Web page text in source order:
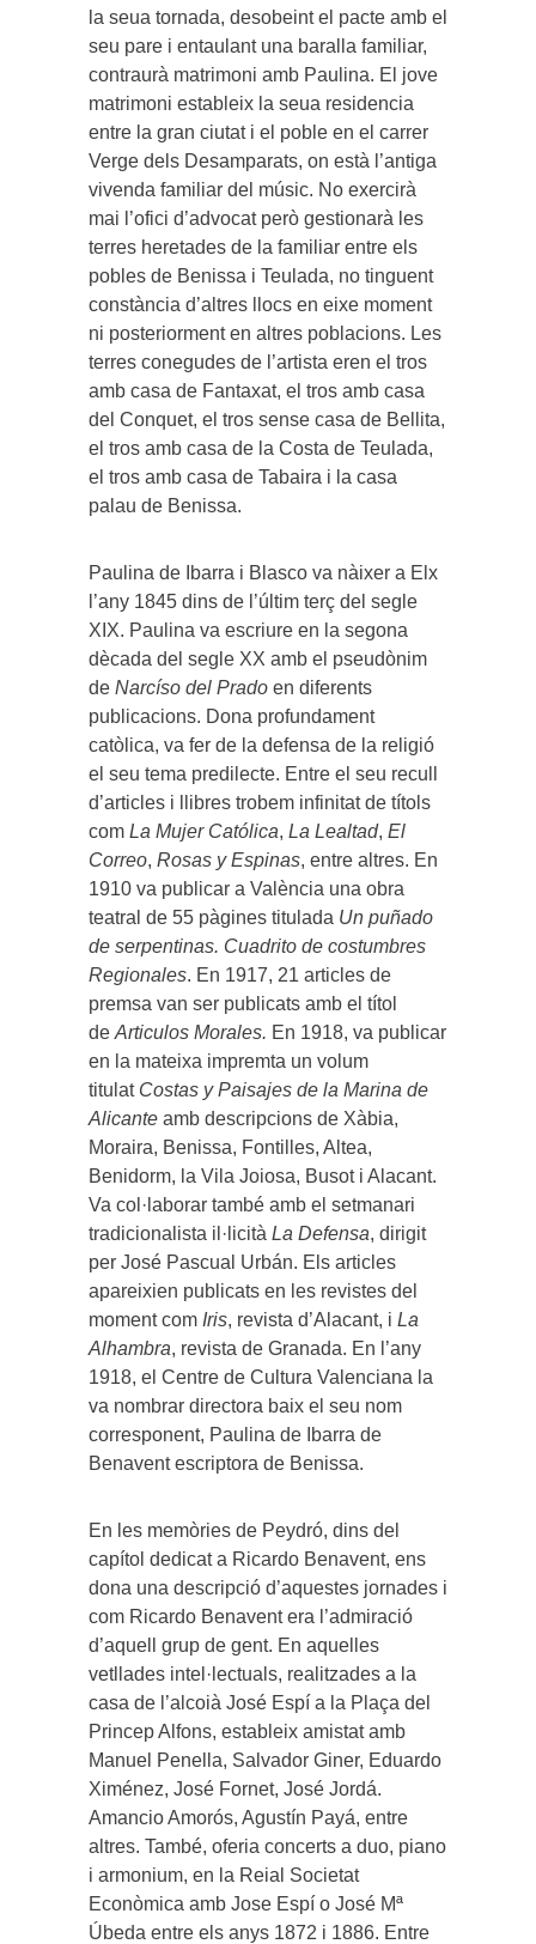
la seua tornada, desobeint el pacte amb el
seu pare i entaulant una baralla familiar,
contraurà matrimoni amb Paulina. El jove
matrimoni estableix la seua residencia
entre la gran ciutat i el poble en el carrer
Verge dels Desamparats, on està l’antiga
vivenda familiar del músic. No exercirà
mai l’ofici d’advocat però gestionarà les
terres heretades de la familiar entre els
pobles de Benissa i Teulada, no tinguent
constància d’altres llocs en eixe moment
ni posteriorment en altres poblacions. Les
terres conegudes de l’artista eren el tros
amb casa de Fantaxat, el tros amb casa
del Conquet, el tros sense casa de Bellita,
el tros amb casa de la Costa de Teulada,
el tros amb casa de Tabaira i la casa
palau de Benissa.
Paulina de Ibarra i Blasco va nàixer a Elx
l’any 1845 dins de l’últim terç del segle
XIX. Paulina va escriure en la segona
dècada del segle XX amb el pseudònim
de Narcíso del Prado en diferents
publicacions. Dona profundament
catòlica, va fer de la defensa de la religió
el seu tema predilecte. Entre el seu recull
d’articles i llibres trobem infinitat de títols
com La Mujer Católica, La Lealtad, El
Correo, Rosas y Espinas, entre altres. En
1910 va publicar a València una obra
teatral de 55 pàgines titulada Un puñado
de serpentinas. Cuadrito de costumbres
Regionales. En 1917, 21 articles de
premsa van ser publicats amb el títol
de Articulos Morales. En 1918, va publicar
en la mateixa impremta un volum
titulat Costas y Paisajes de la Marina de
Alicante amb descripcions de Xàbia,
Moraira, Benissa, Fontilles, Altea,
Benidorm, la Vila Joiosa, Busot i Alacant.
Va col·laborar també amb el setmanari
tradicionalista il·licità La Defensa, dirigit
per José Pascual Urbán. Els articles
apareixien publicats en les revistes del
moment com Iris, revista d’Alacant, i La
Alhambra, revista de Granada. En l’any
1918, el Centre de Cultura Valenciana la
va nombrar directora baix el seu nom
corresponent, Paulina de Ibarra de
Benavent escriptora de Benissa.
En les memòries de Peydró, dins del
capítol dedicat a Ricardo Benavent, ens
dona una descripció d’aquestes jornades i
com Ricardo Benavent era l’admiració
d’aquell grup de gent. En aquelles
vetllades intel·lectuals, realitzades a la
casa de l’alcoià José Espí a la Plaça del
Princep Alfons, estableix amistat amb
Manuel Penella, Salvador Giner, Eduardo
Ximénez, José Fornet, José Jordá.
Amancio Amorós, Agustín Payá, entre
altres. També, oferia concerts a duo, piano
i armonium, en la Reial Societat
Econòmica amb Jose Espí o José Mª
Úbeda entre els anys 1872 i 1886. Entre